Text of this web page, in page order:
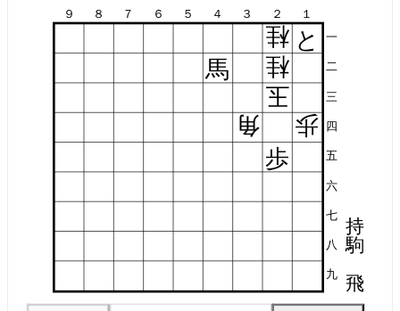
９
一
８
二
７
三
６
四
５
五
４
六
３
七
２
八
１
九
桂 と
馬
桂
玉
角
歩
歩
飛
駒
持